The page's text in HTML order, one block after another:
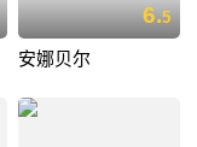
6.5
安娜贝尔